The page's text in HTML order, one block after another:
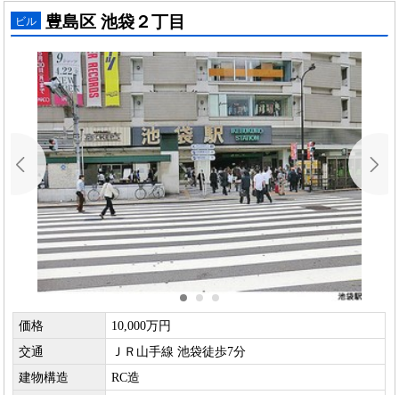
ビル 豊島区 池袋２丁目
価格
10,000万円
交通
ＪＲ山手線 池袋徒歩7分
建物構造
RC造